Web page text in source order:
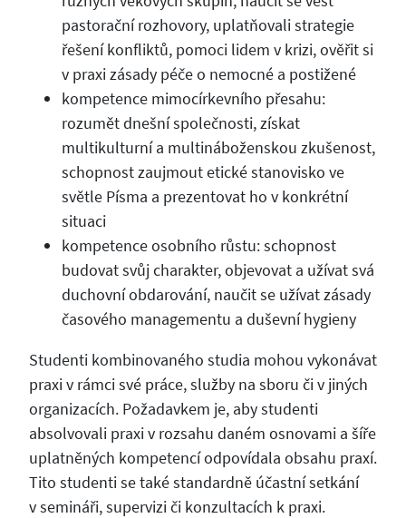
pastorační rozhovory, uplatňovali strategie
řešení konfliktů, pomoci lidem v krizi, ověřit si
v praxi zásady péče o nemocné a postižené
kompetence mimocírkevního přesahu:
rozumět dnešní společnosti, získat
multikulturní a multináboženskou zkušenost,
schopnost zaujmout etické stanovisko ve
světle Písma a prezentovat ho v konkrétní
situaci
kompetence osobního růstu: schopnost
budovat svůj charakter, objevovat a užívat svá
duchovní obdarování, naučit se užívat zásady
časového managementu a duševní hygieny
Studenti kombinovaného studia mohou vykonávat
praxi v rámci své práce, služby na sboru či v jiných
organizacích. Požadavkem je, aby studenti
absolvovali praxi v rozsahu daném osnovami a šíře
uplatněných kompetencí odpovídala obsahu praxí.
Tito studenti se také standardně účastní setkání
v semináři, supervizi či konzultacích k praxi.